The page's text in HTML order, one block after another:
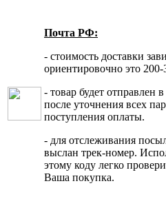
Почта РФ:
- стоимость доставки
ориентировочно это 200-
- товар будет отправлен
после уточнения всех
поступления оплаты.
- для отслеживания
выслан трек-номер.
этому коду легко
Ваша покупка.